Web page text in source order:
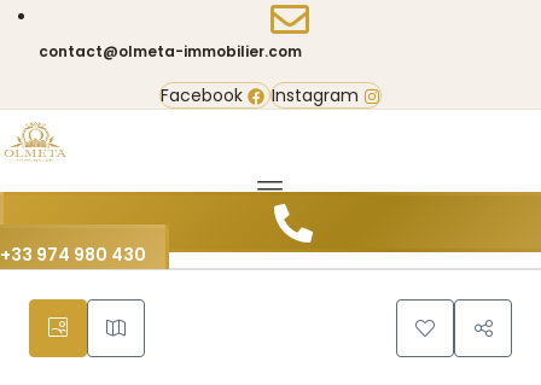
contact@olmeta-immobilier.com
Facebook Instagram
+33 974 980 430